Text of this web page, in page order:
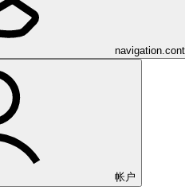
帐户